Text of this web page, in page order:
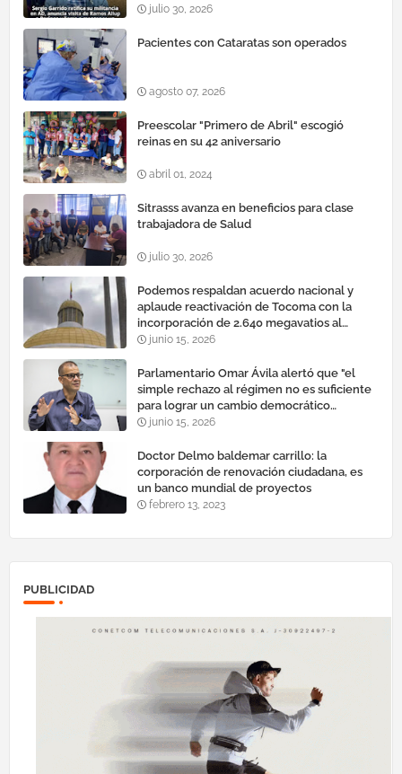
cauteloso»
julio 30, 2026
Pacientes con Cataratas son operados
agosto 07, 2026
Preescolar "Primero de Abril" escogió
reinas en su 42 aniversario
abril 01, 2024
Sitrasss avanza en beneficios para clase
trabajadora de Salud
julio 30, 2026
Podemos respaldan acuerdo nacional y
aplaude reactivación de Tocoma con la
incorporación de 2.640 megavatios al
sistema eléctrico nacional
junio 15, 2026
Parlamentario Omar Ávila alertó que "el
simple rechazo al régimen no es suficiente
para lograr un cambio democrático
efectivo"
junio 15, 2026
Doctor Delmo baldemar carrillo: la
corporación de renovación ciudadana, es
un banco mundial de proyectos
febrero 13, 2023
PUBLICIDAD